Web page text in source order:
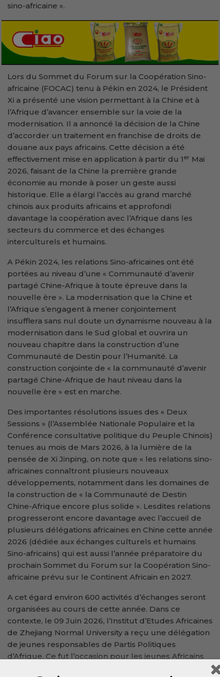
sino-africaine ».
Lors du Sommet du Forum sur la Coopération Sino-
africaine (FOCAC) tenu à Pékin en 2024, le Président
Xi a présenté une vision permettant à la Chine et à
l’Afrique d’avancer ensemble sur la voie de la
modernisation. Il a annoncé la décision de la Chine
d’accorder un traitement en franchise de droits de
douane aux pays africains. Cette décision a été
effectivement mise en application à partir du 1 er Mai
2026, faisant de la Chine la première grande
économie au monde à poser un geste aussi
historique. Elle a élargi l’accès au grand marché
chinois aux produits africains et approfondi
davantage la coopération avec l’Afrique dans les
secteurs du commerce et des échanges
interculturels et humains.
A Pékin 2024, les relations Sino-africaines ont été
portées au niveau d’une « Communauté d’avenir
partagé Chine-Afrique à toute épreuve dans la
nouvelle ère ». La modernisation que la Chine et
l’Afrique s’engagent à mener conjointement
insufflera sans nul doute un dynamisme nouveau à la
modernisation dans le Sud global et ouvrira un
nouveau chapitre dans la construction d’une
Communauté de Destin pour l’Humanité. La
construction conjointe de « la communauté d’avenir
partagé Chine-Afrique de haut niveau dans la
nouvelle ère » est en marche.
Des importantes résolutions issues des « Deux
Sessions » (l’Assemblée Nationale Populaire et la
Conférence consultative politique du Peuple Chinois)
tenues au mois de Mars 2026, à la lumière de la
pensée de Xi Jinping, on note que « les relations sino-
africaines connaîtront plusieurs nouveaux
développements, notamment dans les domaines de
la construction de « la Communauté de Destin
Chine-Afrique encore plus solide ». Lesdites relations
progresseront encore davantage avec l’accueil de
plusieurs délégations africaines en Chine cette année
2026 (dédiée aux échanges culturels et humains
Sino-africains) qui est aussi l’année préparatoire du
prochain Sommet du Forum sur la Coopération Sino-
africaine prévu sur le Continent Africain en 2027.
A cet égard environ 600 activités d’échanges seront
organisées au cours de cette année. Dans ce
contexte, le 09 Juin 2026, l’Institut d’Etudes Africaines
de Zhejiang Normal University a reçu une délégation
de jeunes responsables de Partis Politiques
d’Afrique. Ce fut l’occasion pour les jeunes Africains